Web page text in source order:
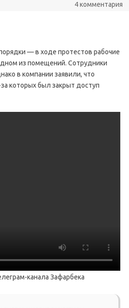
4 комментария
— в ходе протестов рабочие
из помещений. Сотрудники
в компании заявили, что
которых был закрыт доступ
канала Зафарбека